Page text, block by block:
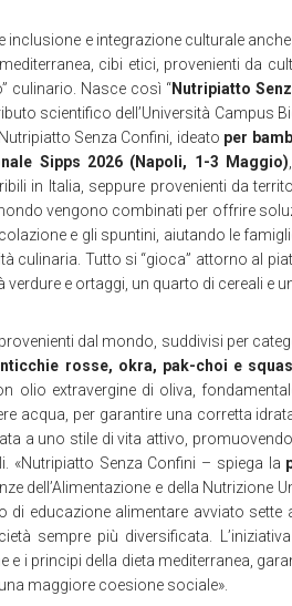
e integrazione culturale
cibi etici, provenienti da
culinario. Nasce così “Nutripiatto
scientifico dell’Università Campus
Senza Confini, ideato per
Sipps 2026 (Napoli, 1-3 Maggio)
in Italia, seppure provenienti da
vengono combinati per offrire
e gli spuntini, aiutando le
culinaria. Tutto si “gioca” attorno al
e ortaggi, un quarto di cereali e
dal mondo, suddivisi per
rosse, okra, pak-choi e
olio extravergine di oliva,
acqua, per garantire una corretta
a uno stile di vita attivo,
«Nutripiatto Senza Confini – spiega la
dell’Alimentazione e della Nutrizione
educazione alimentare avviato sette
sempre più diversificata.
e i principi della dieta mediterranea,
maggiore coesione sociale».